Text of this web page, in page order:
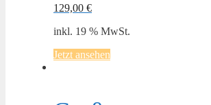
129,00 €
inkl. 19 % MwSt.
Jetzt ansehen